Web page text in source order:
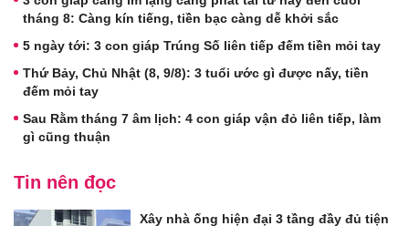
tháng 8: Càng kín tiếng, tiền bạc càng dễ khởi sắc
5 ngày tới: 3 con giáp Trúng Số liên tiếp đếm tiền mỏi tay
Thứ Bảy, Chủ Nhật (8, 9/8): 3 tuổi ước gì được nấy, tiền
đếm mỏi tay
Sau Rằm tháng 7 âm lịch: 4 con giáp vận đỏ liên tiếp, làm
gì cũng thuận
Tin nên đọc
Xây nhà ống hiện đại 3 tầng đầy đủ tiện